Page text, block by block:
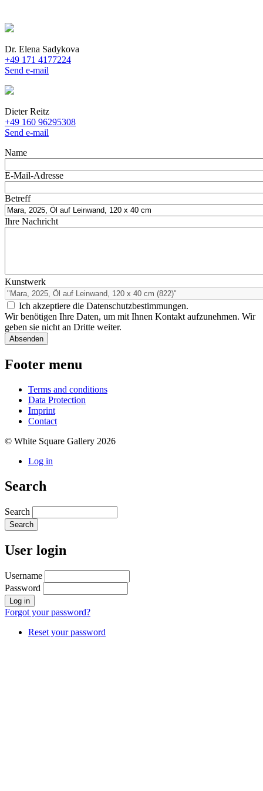
Dr. Elena Sadykova
+49 171 4177224
Send e-mail
Dieter Reitz
+49 160 96295308
Send e-mail
Name
E-Mail-Adresse
Betreff
Ihre Nachricht
Kunstwerk
Ich akzeptiere die Datenschutzbestimmungen.
Wir benötigen Ihre Daten, um mit Ihnen Kontakt aufzunehmen. Wir
geben sie nicht an Dritte weiter.
Footer menu
Terms and conditions
Data Protection
Imprint
Contact
© White Square Gallery 2026
Log in
Search
Search
User login
Username
Password
Forgot your password?
Reset your password